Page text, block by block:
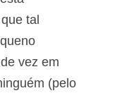
tal
vez em
(pelo